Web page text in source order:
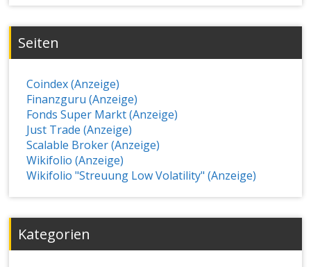
Seiten
Coindex (Anzeige)
Finanzguru (Anzeige)
Fonds Super Markt (Anzeige)
Just Trade (Anzeige)
Scalable Broker (Anzeige)
Wikifolio (Anzeige)
Wikifolio "Streuung Low Volatility" (Anzeige)
Kategorien